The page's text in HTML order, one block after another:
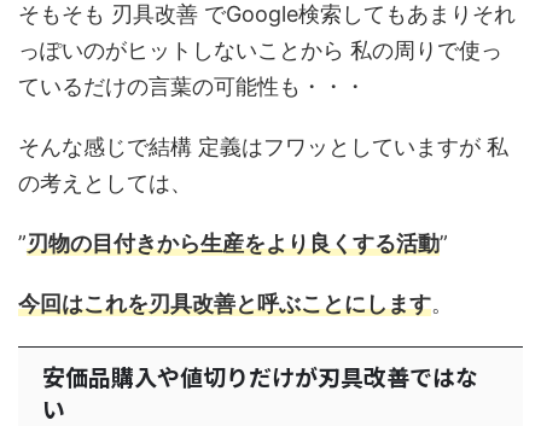
そもそも 刃具改善 でGoogle検索してもあまりそれ
っぽいのがヒットしないことから 私の周りで使っ
ているだけの言葉の可能性も・・・
そんな感じで結構 定義はフワッとしていますが 私
の考えとしては、
”刃物の目付きから生産をより良くする活動”
今回はこれを刃具改善と呼ぶことにします。
安価品購入や値切りだけが刃具改善ではな
い